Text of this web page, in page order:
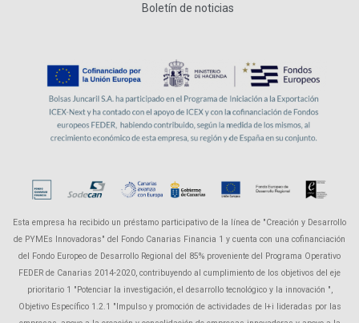
Boletín de noticias
Esta empresa ha recibido un préstamo participativo de la línea de "Creación y Desarrollo
de PYMEs Innovadoras" del Fondo Canarias Financia 1 y cuenta con una cofinanciación
del Fondo Europeo de Desarrollo Regional del 85% proveniente del Programa Operativo
FEDER de Canarias 2014-2020, contribuyendo al cumplimiento de los objetivos del eje
prioritario 1 "Potenciar la investigación, el desarrollo tecnológico y la innovación ",
Objetivo Específico 1.2.1 "Impulso y promoción de actividades de I+i lideradas por las